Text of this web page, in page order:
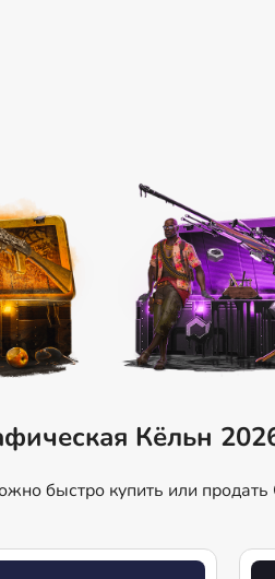
Кёльн
быстро купить или